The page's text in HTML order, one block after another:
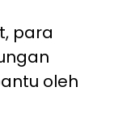
para
oleh